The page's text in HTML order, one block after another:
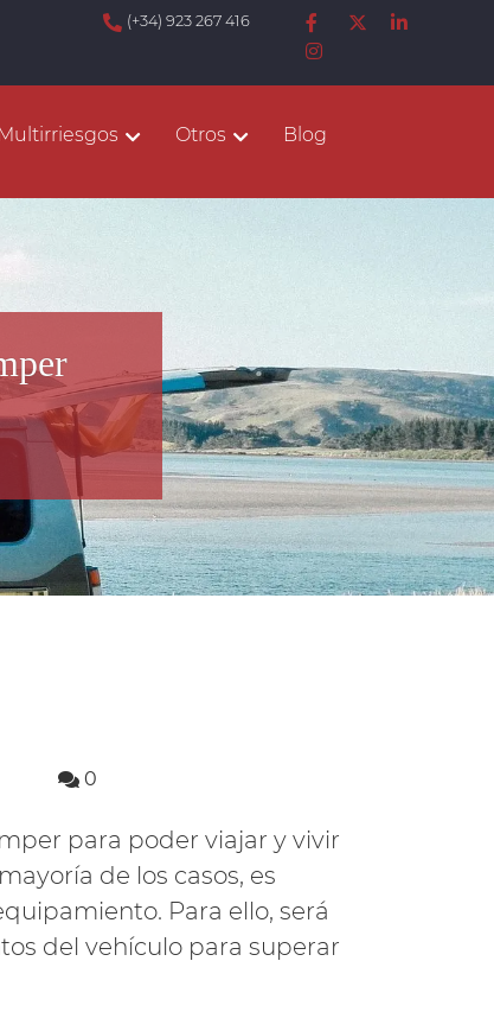
(+34) 923 267 416
Multirriesgos Otros Blog
0
para poder viajar y vivir
de los casos, es
Para ello, será
del vehículo para superar